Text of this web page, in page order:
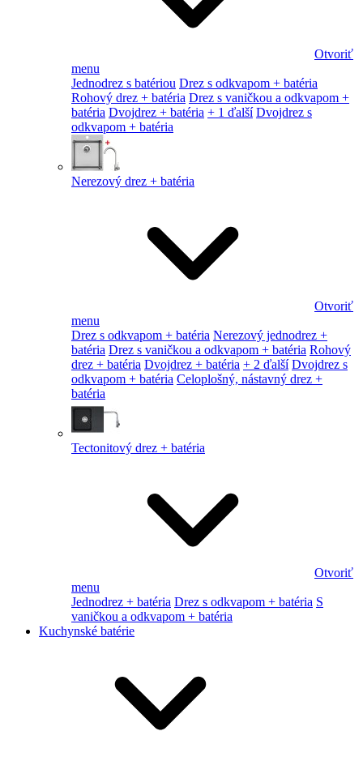
Otvoriť
menu
Jednodrez s batériou Drez s odkvapom + batéria
Rohový drez + batéria Drez s vaničkou a odkvapom +
batéria Dvojdrez + batéria + 1 ďalší Dvojdrez s
odkvapom + batéria
Nerezový drez + batéria
Otvoriť
menu
Drez s odkvapom + batéria Nerezový jednodrez +
batéria Drez s vaničkou a odkvapom + batéria Rohový
drez + batéria Dvojdrez + batéria + 2 ďalší Dvojdrez s
odkvapom + batéria Celoplošný, nástavný drez +
batéria
Tectonitový drez + batéria
Otvoriť
menu
Jednodrez + batéria Drez s odkvapom + batéria S
vaničkou a odkvapom + batéria
Kuchynské batérie